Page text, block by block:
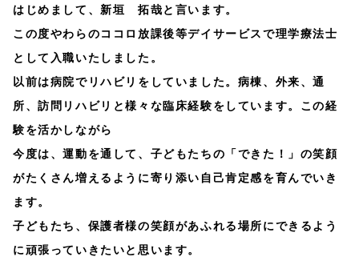
はじめまして、新垣 拓哉と言います。
この度やわらのココロ放課後等デイサービスで理学療法士
として入職いたしました。
以前は病院でリハビリをしていました。病棟、外来、通
所、訪問リハビリと様々な臨床経験をしています。この経
験を活かしながら
今度は、運動を通して、子どもたちの「できた！」の笑顔
がたくさん増えるように寄り添い自己肯定感を育んでいき
ます。
子どもたち、保護者様の笑顔があふれる場所にできるよう
に頑張っていきたいと思います。